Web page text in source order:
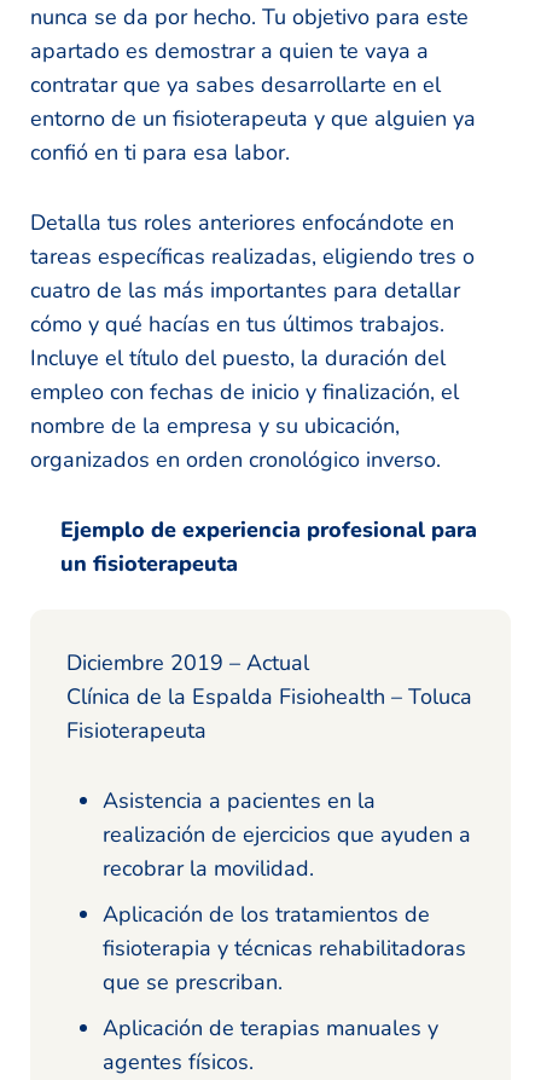
nunca se da por hecho. Tu objetivo para este
apartado es demostrar a quien te vaya a
contratar que ya sabes desarrollarte en el
entorno de un fisioterapeuta y que alguien ya
confió en ti para esa labor.
Detalla tus roles anteriores enfocándote en
tareas específicas realizadas, eligiendo tres o
cuatro de las más importantes para detallar
cómo y qué hacías en tus últimos trabajos.
Incluye el título del puesto, la duración del
empleo con fechas de inicio y finalización, el
nombre de la empresa y su ubicación,
organizados en orden cronológico inverso.
Ejemplo de experiencia profesional para
un fisioterapeuta
Diciembre 2019 – Actual
Clínica de la Espalda Fisiohealth – Toluca
Fisioterapeuta
Asistencia a pacientes en la
realización de ejercicios que ayuden a
recobrar la movilidad.
Aplicación de los tratamientos de
fisioterapia y técnicas rehabilitadoras
que se prescriban.
Aplicación de terapias manuales y
agentes físicos.